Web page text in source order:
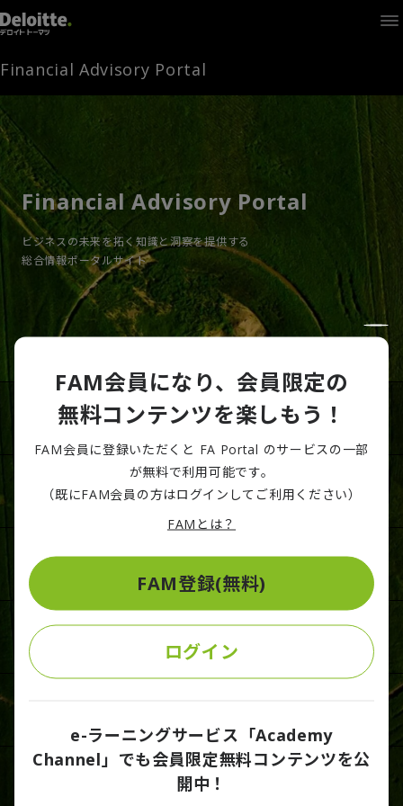
Home
Times
Channel
Library
LAGRANGE
Partners
お問い合わせ
FAMとは
FA Portal
ログイン FAM会員登録
Financial Advisory Portal
Financial Advisory Portal
ビジネスの未来を拓く知識と洞察を提供する
総合情報ポータルサイト
DTFA Times
話題の時事を徹底解説
Academy Channel
プロフェッショナルによる学び動画サービス
Library
資料ダウンロードサービス
Solutions
テクノロジーショーケース
プロフェッショナルオーケストレーション
FAM会員になり、会員限定の
無料コンテンツを楽しもう！
FAM会員に登録いただくと FA Portal のサービスの一部
が無料で利用可能です。
（既にFAM会員の方はログインしてご利用ください）
FAMとは？
FAM登録(無料)
ログイン
e-ラーニングサービス「Academy
Channel」でも会員限定無料コンテンツを公
開中！